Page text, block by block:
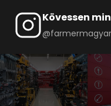
Kövessen